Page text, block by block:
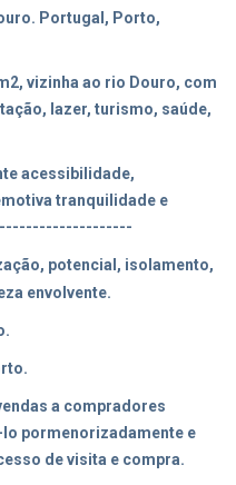
Portugal, Porto,
vizinha ao rio Douro, com
lazer, turismo, saúde,
acessibilidade,
tranquilidade e
potencial, isolamento,
envolvente.
a compradores
pormenorizadamente e
de visita e compra.